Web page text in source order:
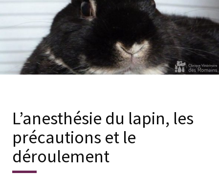
L’anesthésie du lapin, les
précautions et le
déroulement